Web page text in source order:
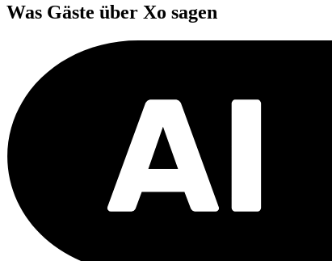
Was Gäste über Xo sagen